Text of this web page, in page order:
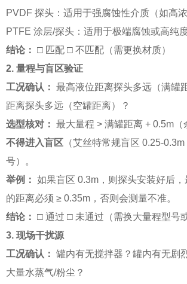
PVDF 探头：适用于强腐蚀性介质（如高浓
PTFE 涂层/探头：适用于极端腐蚀或高纯
结论： □ 匹配 □ 不匹配（需更换材质）
2. 量程与盲区验证
工况确认： 最高液位距离探头多远（满罐
距离探头多远（空罐距离）？
选型核对： 最大量程 > 满罐距离 + 0.5m（
不得进入盲区 （艾丝特常规盲区 0.25-
号）。
举例： 如果盲区 0.3m，则探头安装好后
的距离必须 ≥ 0.35m，否则会测量不准。
结论： □ 通过 □ 未通过（需换大量程型号
3. 现场干扰源
工况确认： 罐内有无搅拌器？罐内有无剧
大量水蒸气/粉尘？